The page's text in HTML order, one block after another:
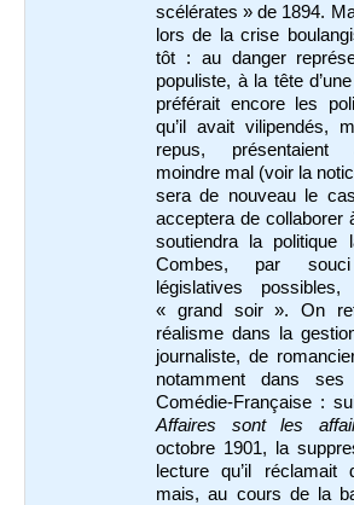
scélérates » de 1894.
lors de la crise
tôt : au danger
populiste, à la tête
préférait encore les
qu’il avait vilipendés,
repus, présentaient
moindre mal (voir la
sera de nouveau le
acceptera de collaborer
soutiendra la politique
Combes, par
législatives
« grand soir ». On
réalisme dans la
journaliste, de
notamment dans
Comédie-Française :
Affaires sont les
octobre 1901, la
lecture qu’il
mais, au cours de la